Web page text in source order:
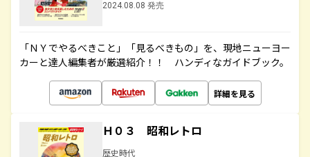
2024.08.08 発売
「ＮＹでやるべきこと」「見るべきもの」を、現地ニューヨー
カーと達人編集者が厳選紹介！！ ハンディなガイドブック。
詳細を見る
Ｈ０３ 昭和レトロ
歴史時代